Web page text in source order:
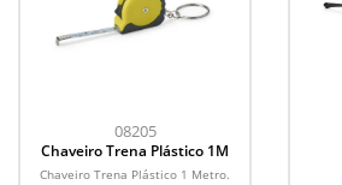
08205
Chaveiro Trena Plástico 1M
Chaveiro Trena Plástico 1 Metro.